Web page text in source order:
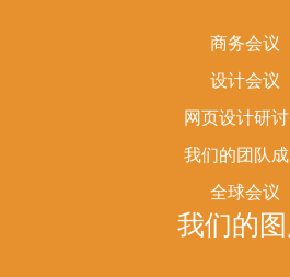
商务会议
设计会议
网页设计研
我们的团队
全球会议
我们的